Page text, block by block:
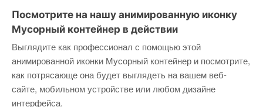
Посмотрите на нашу анимированную иконку
Мусорный контейнер в действии
Выглядите как профессионал с помощью этой
анимированной иконки Мусорный контейнер и посмотрите,
как потрясающе она будет выглядеть на вашем веб-
сайте, мобильном устройстве или любом дизайне
интерфейса.